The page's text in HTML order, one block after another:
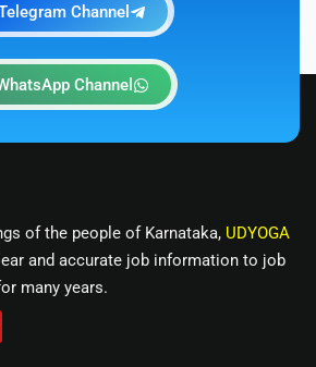
Channel
Channel
of the people of Karnataka, UDYOGA
and accurate job information to job
many years.